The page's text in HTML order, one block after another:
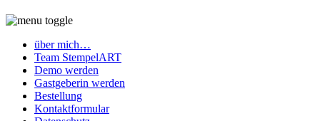
über mich…
Team StempelART
Demo werden
Gastgeberin werden
Bestellung
Kontaktformular